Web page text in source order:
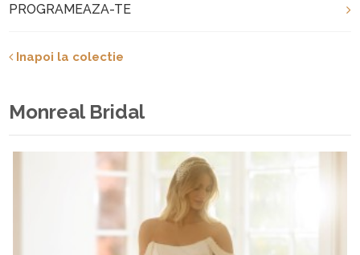
PROGRAMEAZA-TE
Inapoi la colectie
Monreal Bridal